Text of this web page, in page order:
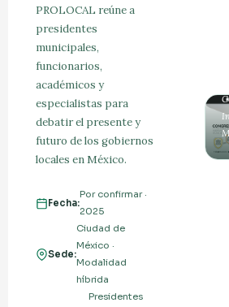
PROLOCAL reúne a
presidentes
municipales,
funcionarios,
académicos y
especialistas para
debatir el presente y
futuro de los gobiernos
locales en México.
Fecha:
Por confirmar ·
2025
Sede:
Ciudad de
México ·
Modalidad
híbrida
Presidentes